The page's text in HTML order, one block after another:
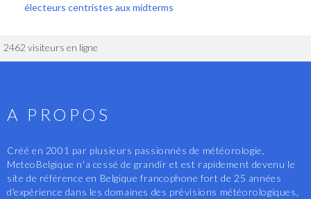
électeurs centristes aux midterms
2462 visiteurs en ligne
A PROPOS
Créé en 2001 par plusieurs passionnés de météorologie,
MeteoBelgique n'a cessé de grandir et est rapidement devenu le
site de référence en Belgique francophone fort de 25 années
d'expérience dans les domaines des prévisions météorologiques,